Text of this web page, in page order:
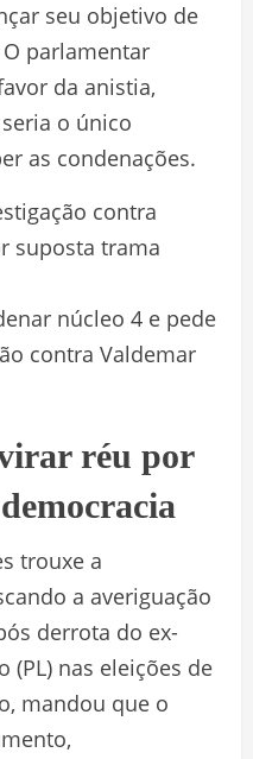
seu objetivo de
O parlamentar
da anistia,
o único
as condenações.
contra
suposta trama
núcleo 4 e pede
contra Valdemar
réu por
trouxe a
a averiguação
derrota do ex-
(PL) nas eleições de
mandou que o